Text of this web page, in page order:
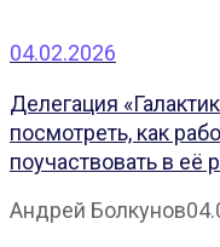
04.02.2026
Делегация
посмотреть, как
поучаствовать в её
Андрей Болкунов